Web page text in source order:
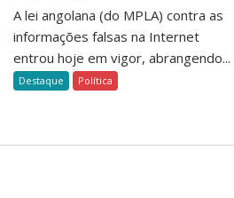
A lei angolana (do MPLA) contra as
informações falsas na Internet
entrou hoje em vigor, abrangendo...
Destaque Política